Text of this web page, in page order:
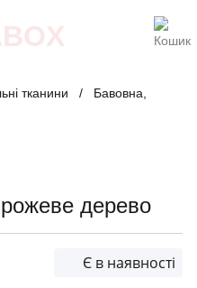
тканини /
Бавовна,
дерево
Є в наявності